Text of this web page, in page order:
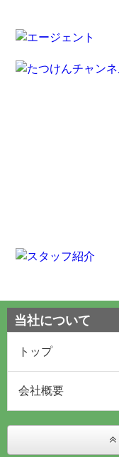
当社について
トップ
会社概要